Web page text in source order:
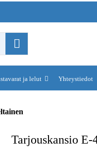
ja lelut Yhteystiedot
Tarjouskansio E-